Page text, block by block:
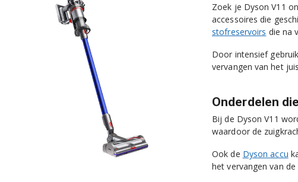
Zoek je Dyson V11
accessoires die
stofreservoirs die na
Door intensief
vervangen van het
Onderdelen
Bij de Dyson V11
waardoor de
Ook de Dyson accu
het vervangen van